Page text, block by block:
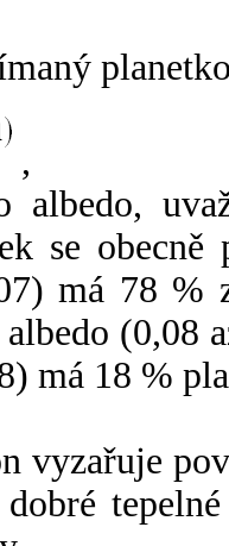
,
albedo,
se
má 78 %
(0,08
má 18 %
vyzařuje